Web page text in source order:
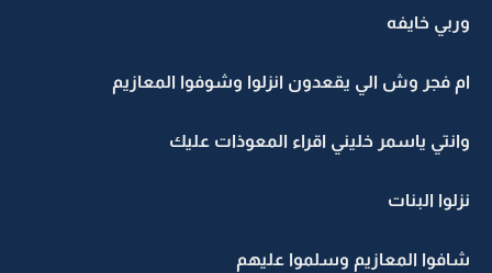
وربي خايفه
ام فجر وش الي يقعدون انزلوا وشوفوا المعازيم
وانتي ياسمر خليني اقراء المعوذات عليك
نزلوا البنات
شافوا المعازيم وسلموا عليهم